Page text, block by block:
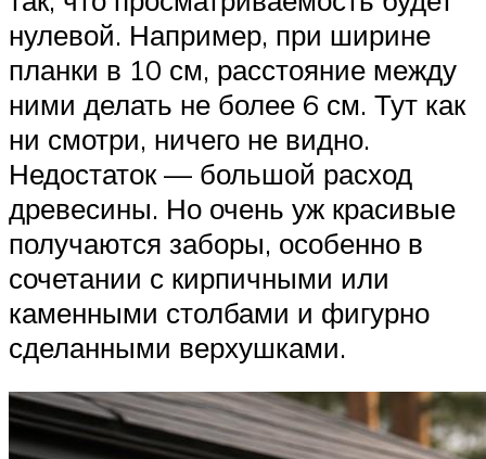
нулевой. Например, при ширине
планки в 10 см, расстояние между
ними делать не более 6 см. Тут как
ни смотри, ничего не видно.
Недостаток — большой расход
древесины. Но очень уж красивые
получаются заборы, особенно в
сочетании с кирпичными или
каменными столбами и фигурно
сделанными верхушками.